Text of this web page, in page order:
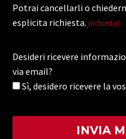
Potrai cancellarli o
esplicita richiesta. (richiesto)
Desideri ricevere
via email?
Sì, desidero ricevere la